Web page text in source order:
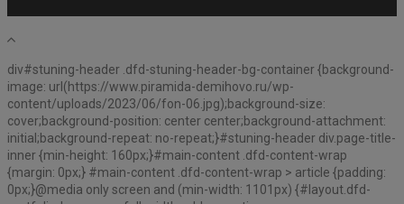
div#stuning-header .dfd-stuning-header-bg-container {background-
image: url(https://www.piramida-demihovo.ru/wp-
content/uploads/2023/06/fon-06.jpg);background-size:
cover;background-position: center center;background-attachment:
initial;background-repeat: no-repeat;}#stuning-header div.page-title-
inner {min-height: 160px;}#main-content .dfd-content-wrap
{margin: 0px;} #main-content .dfd-content-wrap > article {padding:
0px;}@media only screen and (min-width: 1101px) {#layout.dfd-